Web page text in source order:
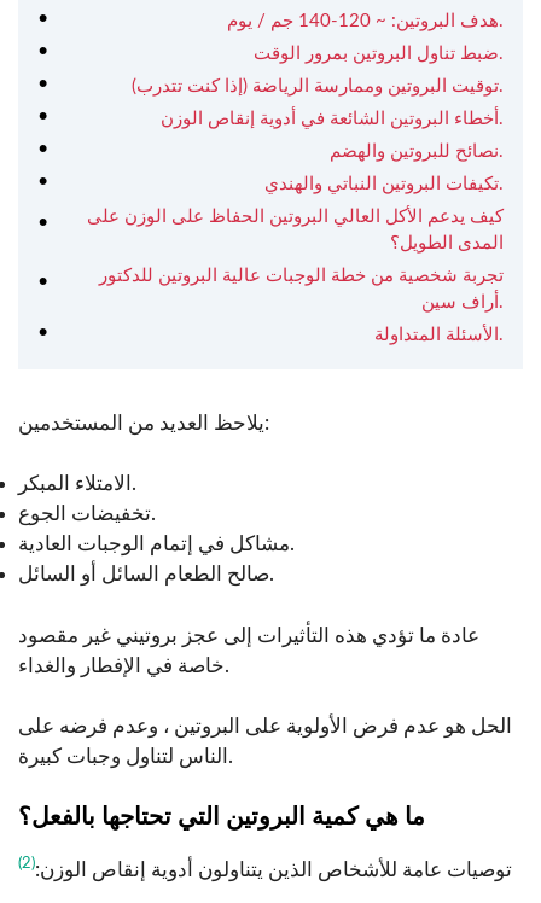
هدف البروتين: ~ 120-140 جم / يوم.
ضبط تناول البروتين بمرور الوقت.
توقيت البروتين وممارسة الرياضة (إذا كنت تتدرب).
أخطاء البروتين الشائعة في أدوية إنقاص الوزن.
نصائح للبروتين والهضم.
تكيفات البروتين النباتي والهندي.
كيف يدعم الأكل العالي البروتين الحفاظ على الوزن على
المدى الطويل؟
تجربة شخصية من خطة الوجبات عالية البروتين للدكتور
أراف سين.
الأسئلة المتداولة.
يلاحظ العديد من المستخدمين:
الامتلاء المبكر.
تخفيضات الجوع.
مشاكل في إتمام الوجبات العادية.
صالح الطعام السائل أو السائل.
عادة ما تؤدي هذه التأثيرات إلى عجز بروتيني غير مقصود
خاصة في الإفطار والغداء.
الحل هو عدم فرض الأولوية على البروتين ، وعدم فرضه على
الناس لتناول وجبات كبيرة.
ما هي كمية البروتين التي تحتاجها بالفعل؟
توصيات عامة للأشخاص الذين يتناولون أدوية إنقاص الوزن:(2)